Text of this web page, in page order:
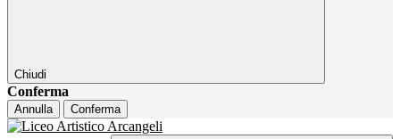
Chiudi
Conferma
Annulla Conferma